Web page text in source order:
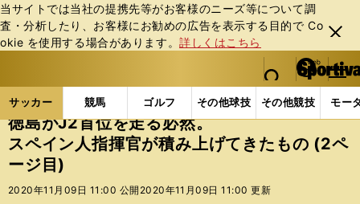
当サイトでは当社の提携先等がお客様のニーズ等について調
査・分析したり、お客様にお勧めの広告を表⽰する⽬的で Co
okie を使⽤する場合があります。詳しくはこちら
閉じ
る
web Sportiva (webスポルティーバ)
検索
マイペ
ー
ジ
メニュ
サッカー 競馬 ゴルフ その他球技 その他競技 モー
ス
ポ
ル
テ
ー
サッカーの記事一覧 Jリーグ他 Jリーグ 徳島が
徳島がJ2首位を走る必然。
スペイン人指揮官が積み上げてきたもの (2ペ
ージ目)
2020年11月09日 11:00 公開 2020年11月09日 11:00 更新